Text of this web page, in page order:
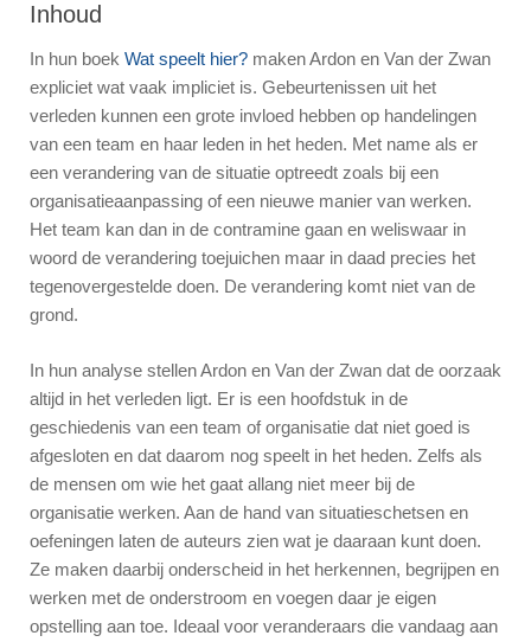
Inhoud
In hun boek Wat speelt hier? maken Ardon en Van der Zwan
expliciet wat vaak impliciet is. Gebeurtenissen uit het
verleden kunnen een grote invloed hebben op handelingen
van een team en haar leden in het heden. Met name als er
een verandering van de situatie optreedt zoals bij een
organisatieaanpassing of een nieuwe manier van werken.
Het team kan dan in de contramine gaan en weliswaar in
woord de verandering toejuichen maar in daad precies het
tegenovergestelde doen. De verandering komt niet van de
grond.
In hun analyse stellen Ardon en Van der Zwan dat de oorzaak
altijd in het verleden ligt. Er is een hoofdstuk in de
geschiedenis van een team of organisatie dat niet goed is
afgesloten en dat daarom nog speelt in het heden. Zelfs als
de mensen om wie het gaat allang niet meer bij de
organisatie werken. Aan de hand van situatieschetsen en
oefeningen laten de auteurs zien wat je daaraan kunt doen.
Ze maken daarbij onderscheid in het herkennen, begrijpen en
werken met de onderstroom en voegen daar je eigen
opstelling aan toe. Ideaal voor veranderaars die vandaag aan